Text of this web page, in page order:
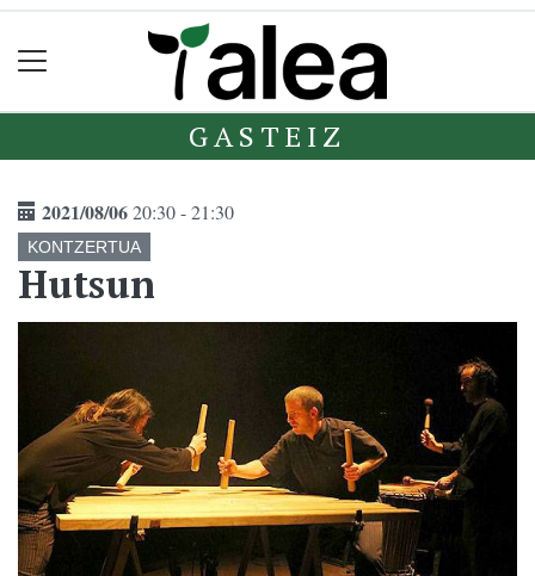
GASTEIZ
2021/08/0620:30 - 21:30
KONTZERTUA
Hutsun